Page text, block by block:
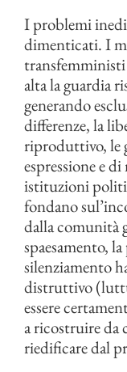
I problemi
dimenticati. I
alta la guardia
generando
differenze, la
riproduttivo, le
espressione e
istituzioni
fondano
dalla comunità
spaesamento,
silenziamento
distruttivo
essere
a ricostruire da
riedificare dal